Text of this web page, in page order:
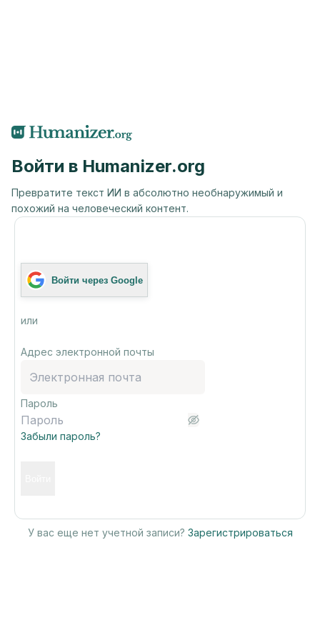
Войти через Google
или
Адрес электронной почты
Пароль
Забыли пароль?
У вас еще нет учетной записи? Зарегистрироваться
Войти в Humanizer.org
Превратите текст ИИ в абсолютно необнаружимый и
похожий на человеческий контент.